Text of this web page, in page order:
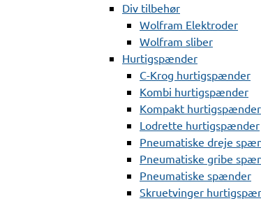
Div tilbehør
Wolfram Elektroder
Wolfram sliber
Hurtigspænder
C-Krog hurtigspænder
Kombi hurtigspænder
Kompakt hurtigspænder
Lodrette hurtigspænder
Pneumatiske dreje
Pneumatiske gribe
Pneumatiske spænder
Skruetvinger